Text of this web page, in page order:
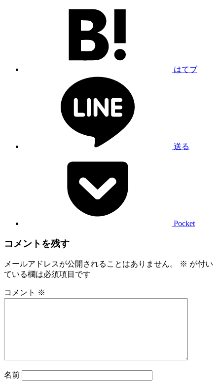
はてブ
送る
Pocket
コメントを残す
メールアドレスが公開されることはありません。 ※ が付い
ている欄は必須項目です
コメント ※
名前